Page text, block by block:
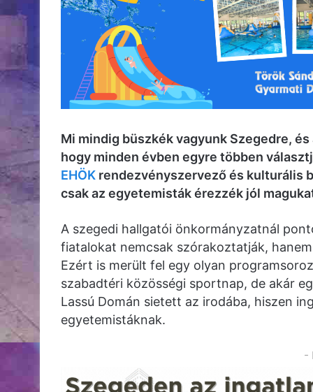
Mi mindig büszkék vagyunk Szegedre,
hogy minden évben egyre többen
EHÖK rendezvényszervező és kulturális
csak az egyetemisták érezzék jól
A szegedi hallgatói önkormányzatnál
fiatalokat nemcsak szórakoztatják,
Ezért is merült fel egy olyan
szabadtéri közösségi sportnap, de akár
Lassú Domán sietett az irodába, hiszen
egyetemistáknak.
-